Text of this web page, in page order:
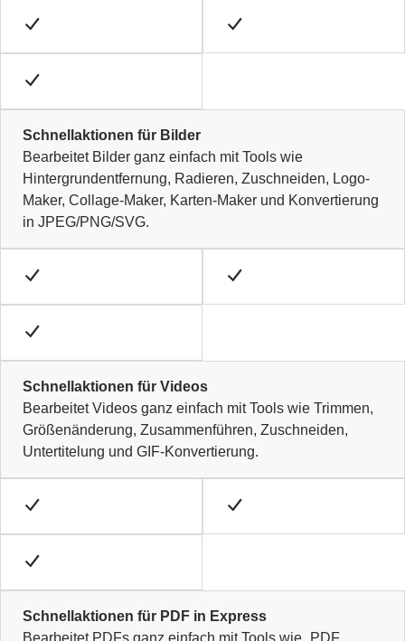
Schnellaktionen für Bilder
Bearbeitet Bilder ganz einfach mit Tools wie
Hintergrundentfernung, Radieren, Zuschneiden, Logo-
Maker, Collage-Maker, Karten-Maker und Konvertierung
in JPEG/PNG/SVG.
Schnellaktionen für Videos
Bearbeitet Videos ganz einfach mit Tools wie Trimmen,
Größenänderung, Zusammenführen, Zuschneiden,
Untertitelung und GIF-Konvertierung.
Schnellaktionen für PDF in Express
Bearbeitet PDFs ganz einfach mit Tools wie „PDF